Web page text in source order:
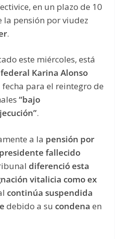
en un plazo de 10
pensión por viudez
.
este miércoles, está
Karina Alonso
fecha para el reintegro de
“bajo
.
a la pensión por
fallecido
diferenció esta
vitalicia como ex
continúa suspendida
debido a su condena en